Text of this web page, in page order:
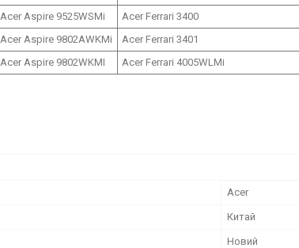
Acer Aspire 9525WSMi Acer Ferrari 3400
Acer Aspire 9802AWKMi Acer Ferrari 3401
Acer Aspire 9802WKMI Acer Ferrari 4005WLMi
Acer
Китай
Новий